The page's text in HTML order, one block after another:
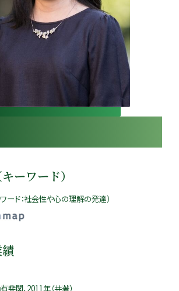
ーワード）
ード：社会性や心の理解の発達）
斐閣、2011年（共著）